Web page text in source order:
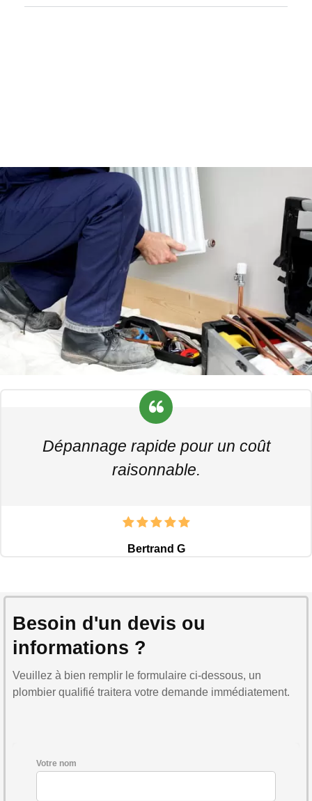
Dépannage rapide pour un coût
raisonnable.
Bertrand G
Besoin d'un devis ou
informations ?
Veuillez à bien remplir le formulaire ci-dessous, un
plombier qualifié traitera votre demande immédiatement.
Votre nom